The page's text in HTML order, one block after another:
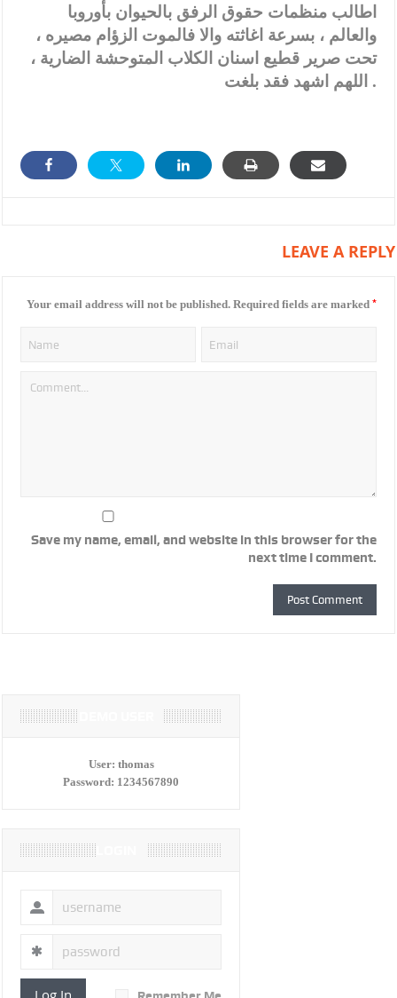
اطالب منظمات حقوق الرفق بالحيوان بأوروبا
والعالم ، بسرعة اغاثته والا فالموت الزؤام مصيره ،
تحت صرير قطيع اسنان الكلاب المتوحشة الضارية ،
اللهم اشهد فقد بلغت .
LEAVE A REPLY
Your email address will not be published. Required fields are marked *
Save my name, email, and website in this browser for the
next time I comment.
User: thomas
Password: 1234567890